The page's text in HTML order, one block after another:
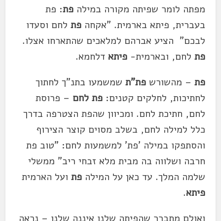
מפתה לומר שפיתה מקורה במילהפת: פת
בעברית, פיתא בארמית. "אקחהפת לחם וסעדו
לבכם" הציע אברהם למלאכים שהתארחו אצלו.
פת לחם, ובארמית-פיתא דלחמא.
פת – מהשורשפת"ת שמשמעו בתנ"ך לחתוך
לחתיכות, לחלקים קטנים:פת לחם – פרוסת
לחם, חתיכת לחם. ומכיוון שהפת הצטרפה בדרך
כלל למילה לחם, בשלב מסוים קוצר הצירוף
והסתפקו במילה 'פת' למשמעות לחם: "טוב פת
חרבה ושלווה בה מבית מלא זבחי ריב" ממשלי
שלמה המלך. עד כאן על המילהפת ועל הארמית
פיתא.
ואולם מתברר שהפיתה שלנו איננה שלנו – נראה